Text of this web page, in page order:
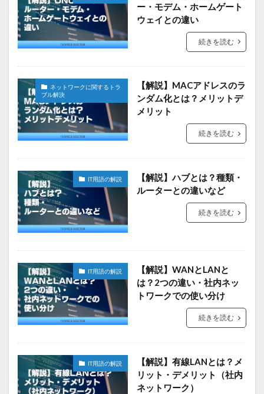
ー・モデム・ホームゲート
ウェイとの違い
続きを読む
ネットワークに関するトラ
ブル解決
【解説】MACアドレスのラ
ンダム化とは？メリットデ
メリット
続きを読む
IT用語の解説
【解説】ハブとは？種類・
ルーターとの違いなど
続きを読む
IT用語の解説
【解説】WANとLANと
は？2つの違い・社内ネッ
トワークでの使い分け
続きを読む
IT用語の解説
【解説】有線LANとは？メ
リット・デメリット（社内
ネットワーク）